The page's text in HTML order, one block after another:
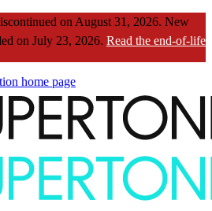
on August 31, 2026. New
on July 23, 2026. Read the end-of-life
home page